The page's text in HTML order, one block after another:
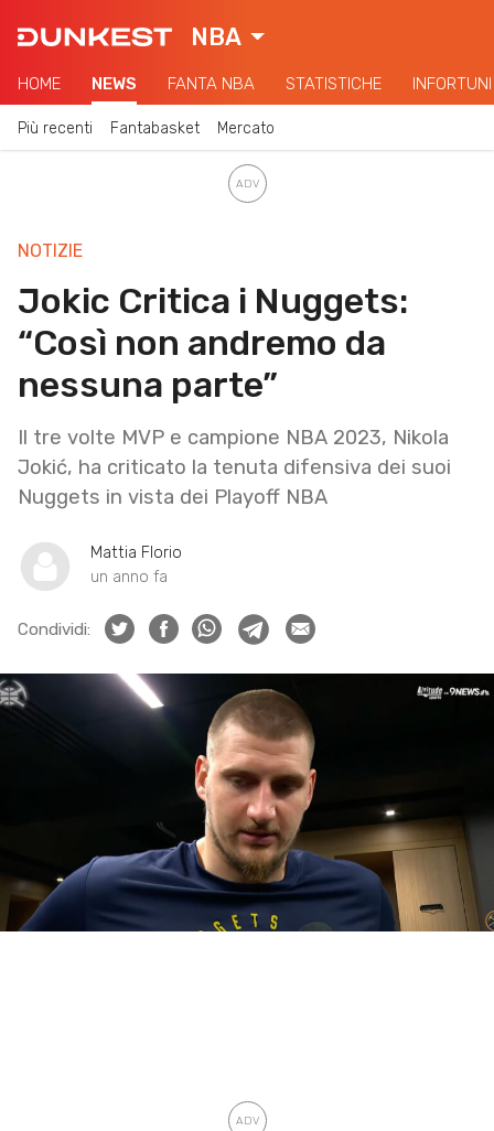
NBA
HOME NEWS FANTA NBA STATISTICHE INFORTUNI
Più recenti Fantabasket Mercato
NOTIZIE
Jokic Critica i Nuggets:
“Così non andremo da
nessuna parte”
Il tre volte MVP e campione NBA 2023, Nikola
Jokić, ha criticato la tenuta difensiva dei suoi
Nuggets in vista dei Playoff NBA
Mattia Florio
un anno fa
Condividi: